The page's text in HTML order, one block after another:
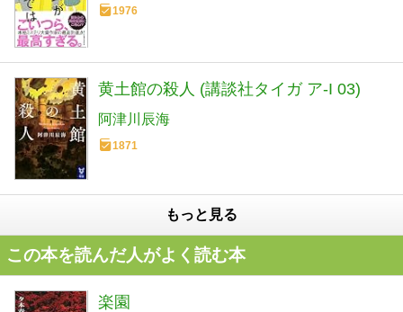
1976
黄土館の殺人 (講談社タイガ ア-I 03)
阿津川辰海
1871
もっと見る
この本を読んだ人がよく読む本
楽園